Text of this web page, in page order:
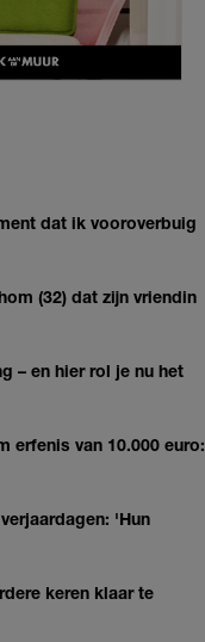
dat ik vooroverbuig
(32) dat zijn vriendin
– en hier rol je nu het
erfenis van 10.000 euro:
'Hun
keren klaar te